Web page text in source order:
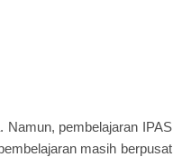
Namun, pembelajaran IPAS
masih berpusat